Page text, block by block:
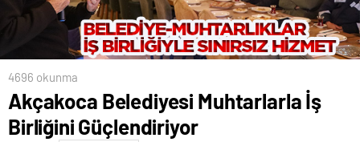
4696 okunma
Akçakoca Belediyesi Muhtarlarla İş
Birliğini Güçlendiriyor